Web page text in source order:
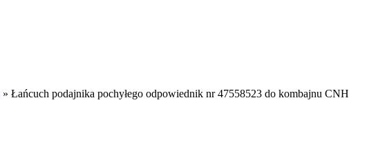
» Łańcuch podajnika pochyłego odpowiednik nr 47558523 do kombajnu CNH